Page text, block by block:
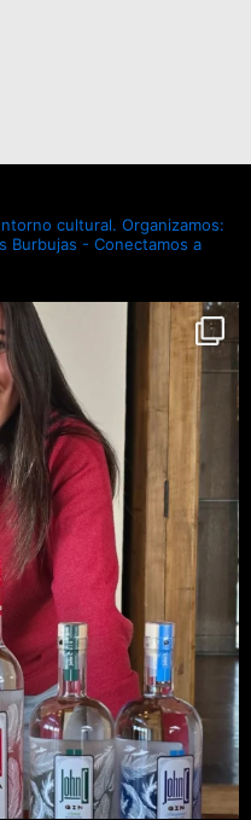
cultural. Organizamos:
Burbujas - Conectamos a